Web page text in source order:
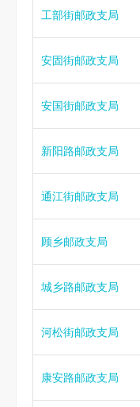
工部街邮政支局
安固街邮政支局
安国街邮政支局
新阳路邮政支局
通江街邮政支局
顾乡邮政支局
城乡路邮政支局
河松街邮政支局
康安路邮政支局